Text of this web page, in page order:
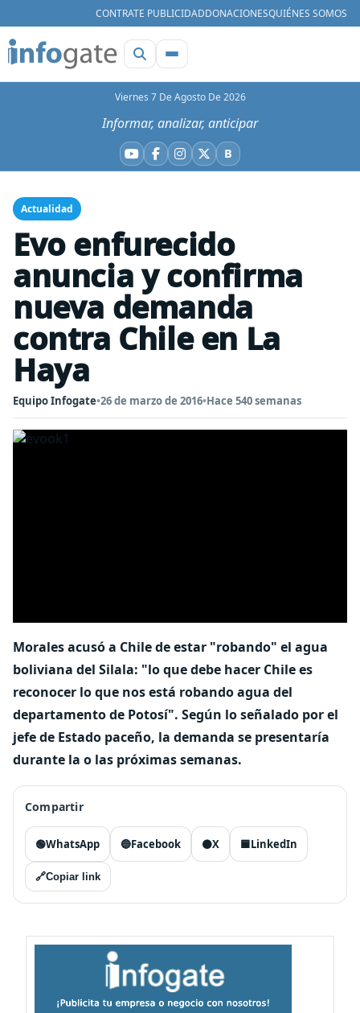
CONTRATE PUBLICIDADDONACIONESQUIÉNES SOMOS
Viernes 7 De Agosto De 2026
Informar, analizar, anticipar
YouTube
Facebook
Instagram
X BBluesky
Actualidad
Evo enfurecido
anuncia y confirma
nueva demanda
contra Chile en La
Haya
Equipo Infogate•26 de marzo de 2016•Hace 540 semanas
Morales acusó a Chile de estar "robando" el agua
boliviana del Silala: "lo que debe hacer Chile es
reconocer lo que nos está robando agua del
departamento de Potosí". Según lo señalado por el
jefe de Estado paceño, la demanda se presentaría
durante la o las próximas semanas.
Compartir
🟢WhatsApp 🔵Facebook ⚫X 🟦LinkedIn
🔗Copiar link